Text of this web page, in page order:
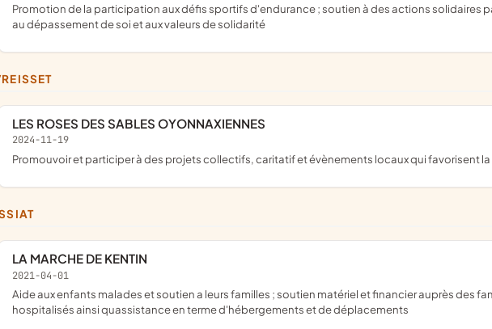
promotion de la participation aux défis sportifs d'endurance ; soutien à des actions solidaires par la collecte de fonds ; sensibilisation
au dépassement de soi et aux valeurs de solidarité
LES ROSES DES SABLES OYONNAXIENNES
2024-11-19
promouvoir et participer à des projets collectifs, caritatif et évènements locaux qui favorisent
LA MARCHE DE KENTIN
2021-04-01
aide aux enfants malades et soutien a leurs familles ; soutien matériel et financier auprès des familles dont les enfants sont
hospitalisés ainsi quassistance en terme d'hébergements et de déplacements